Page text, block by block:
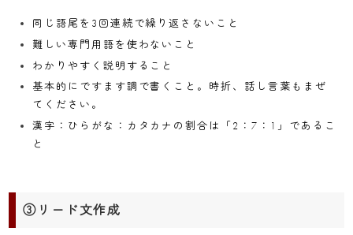
同じ語尾を3回連続で繰り返さないこと
難しい専門用語を使わないこと
わかりやすく説明すること
基本的にですます調で書くこと。時折、話し言葉もまぜ
てください。
漢字：ひらがな：カタカナの割合は「2：7：1」であるこ
と
③リード文作成